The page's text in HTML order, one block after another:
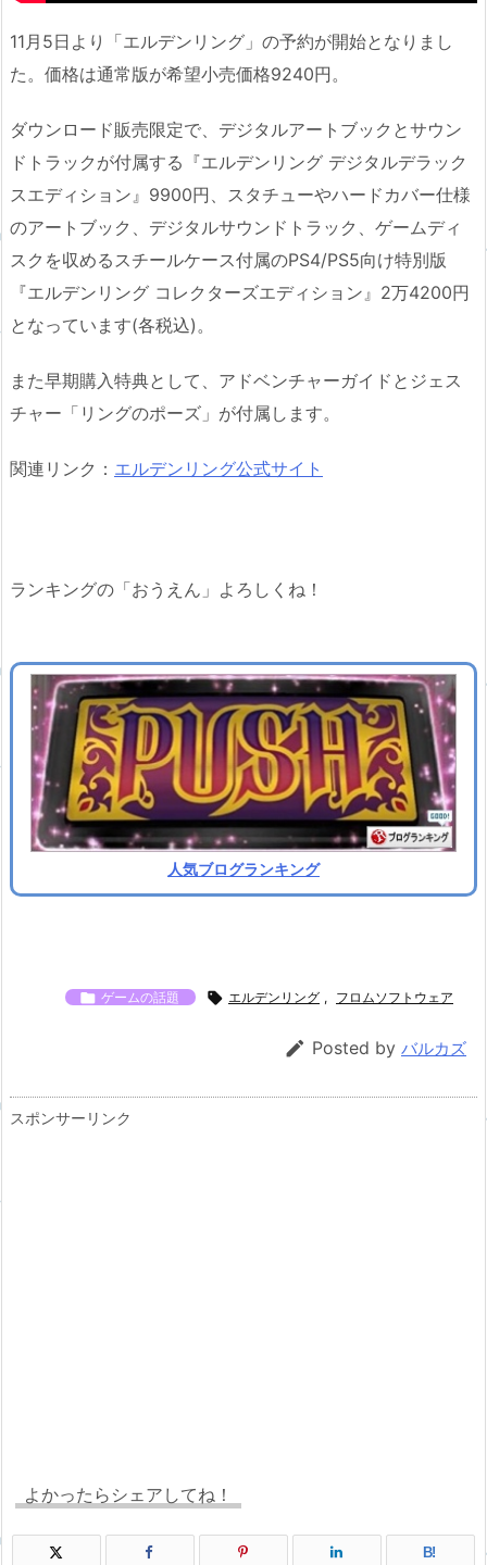
11月5日より「エルデンリング」の予約が開始となりまし
た。価格は通常版が希望小売価格9240円。
ダウンロード販売限定で、デジタルアートブックとサウン
ドトラックが付属する『エルデンリング デジタルデラック
スエディション』9900円、スタチューやハードカバー仕様
のアートブック、デジタルサウンドトラック、ゲームディ
スクを収めるスチールケース付属のPS4/PS5向け特別版
『エルデンリング コレクターズエディション』2万4200円
となっています(各税込)。
また早期購入特典として、アドベンチャーガイドとジェス
チャー「リングのポーズ」が付属します。
関連リンク： エルデンリング公式サイト
ランキングの「おうえん」よろしくね！
人気ブログランキング
 ゲームの話題  エルデンリング , フロムソフトウェア
 Posted by バルカズ
スポンサーリンク
よかったらシェアしてね！
B!